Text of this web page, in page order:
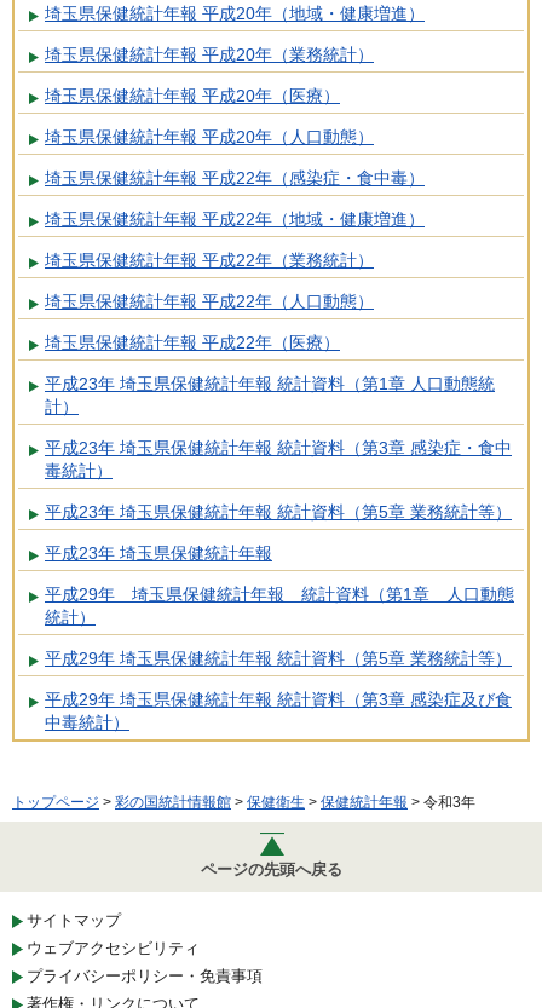
埼玉県保健統計年報 平成20年（地域・健康増進）
埼玉県保健統計年報 平成20年（業務統計）
埼玉県保健統計年報 平成20年（医療）
埼玉県保健統計年報 平成20年（人口動態）
埼玉県保健統計年報 平成22年（感染症・食中毒）
埼玉県保健統計年報 平成22年（地域・健康増進）
埼玉県保健統計年報 平成22年（業務統計）
埼玉県保健統計年報 平成22年（人口動態）
埼玉県保健統計年報 平成22年（医療）
平成23年 埼玉県保健統計年報 統計資料（第1章 人口動態統
計）
平成23年 埼玉県保健統計年報 統計資料（第3章 感染症・食中
毒統計）
平成23年 埼玉県保健統計年報 統計資料（第5章 業務統計等）
平成23年 埼玉県保健統計年報
平成29年 埼玉県保健統計年報 統計資料（第1章 人口動態
統計）
平成29年 埼玉県保健統計年報 統計資料（第5章 業務統計等）
平成29年 埼玉県保健統計年報 統計資料（第3章 感染症及び食
中毒統計）
トップページ > 彩の国統計情報館 > 保健衛生 > 保健統計年報 > 令和3年
ページの先頭へ戻る
サイトマップ
ウェブアクセシビリティ
プライバシーポリシー・免責事項
著作権・リンクについて